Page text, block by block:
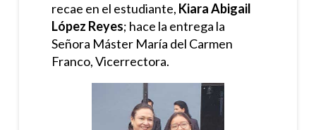
recae en el estudiante, Kiara Abigail
López Reyes; hace la entrega la
Señora Máster María del Carmen
Franco, Vicerrectora.